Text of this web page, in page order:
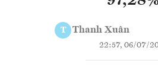
T Thanh Xuân
22:57, 06/07/